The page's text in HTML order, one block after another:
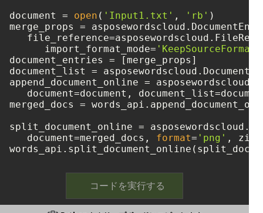
document = open ( 'Input1.txt' , 'rb' )
merge_props =
      import_format_mode=
document_entries = [merge_props]
document_list =
append_document_online =
document=document,
merged_docs =
split_document_online =
   document=merged_docs,
format= 'png' ,
コードを実行する